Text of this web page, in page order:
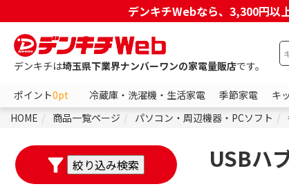
デンキチWebなら、3,300円以
デンキチは埼玉県下業界ナンバーワンの家電量販店です。
ポイント0pt 冷蔵庫・洗濯機・生活家電 季節家電 キ
HOME
商品一覧ページ パソコン・周辺機器・PCソフト
USBハ